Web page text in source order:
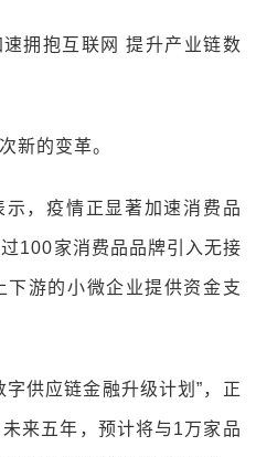
拥抱互联网 提升产业链数
新的变革。
示，疫情正显著加速消费品
100家消费品品牌引入无接
游的小微企业提供资金支
字供应链金融升级计划”，正
来五年，预计将与1万家品